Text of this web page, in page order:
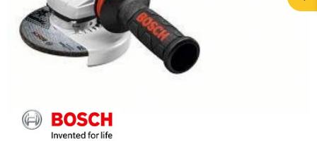
POMOĆ PRI
KUPOVINI